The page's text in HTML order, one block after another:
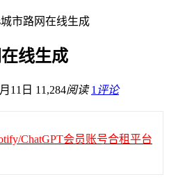
城市路网在线生成
线生成
11日 11,284阅读 1 评论
ChatGPT会员账号合租平台